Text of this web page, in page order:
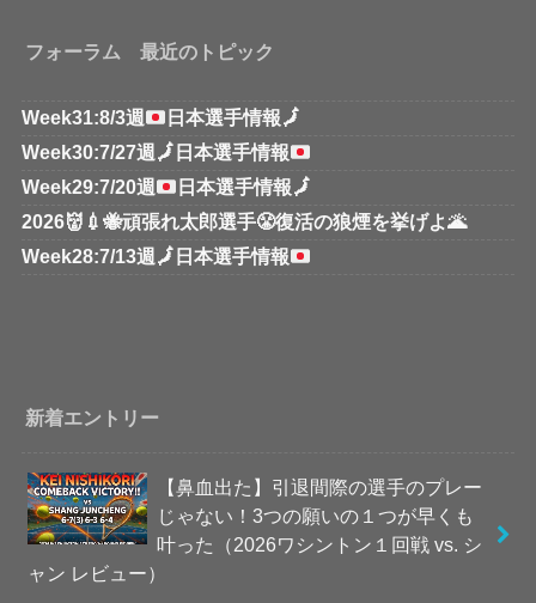
フォーラム 最近のトピック
Week31:8/3週 日本選手情報🗾
Week30:7/27週 🗾 日本選手情報
Week29:7/20週
日本選手情報🗾
2026👹💉🐝頑張れ太郎選手😤復活の狼煙を挙げよ🌋
Week28:7/13週 🗾 日本選手情報
新着エントリー
【鼻血出た】引退間際の選手のプレー
じゃない！3つの願いの１つが早くも
叶った（2026ワシントン１回戦 vs. シ
ャン レビュー）